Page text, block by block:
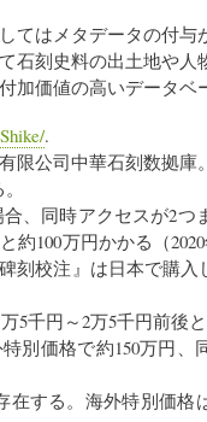
てはメタデータの付
石刻史料の出土地や人
加価値の高いデータベ
.
限公司中華石刻数拠庫
、同時アクセスが2つ
約100万円かかる（
刻校注』は日本で購入
5千円～2万5千円前後
別価格で約150万円、
する。海外特別価格